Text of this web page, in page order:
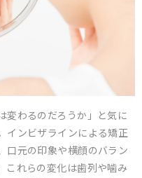
変わるのだろうか」と気に
インビザラインによる矯正
口元の印象や横顔のバラン
これらの変化は歯列や噛み